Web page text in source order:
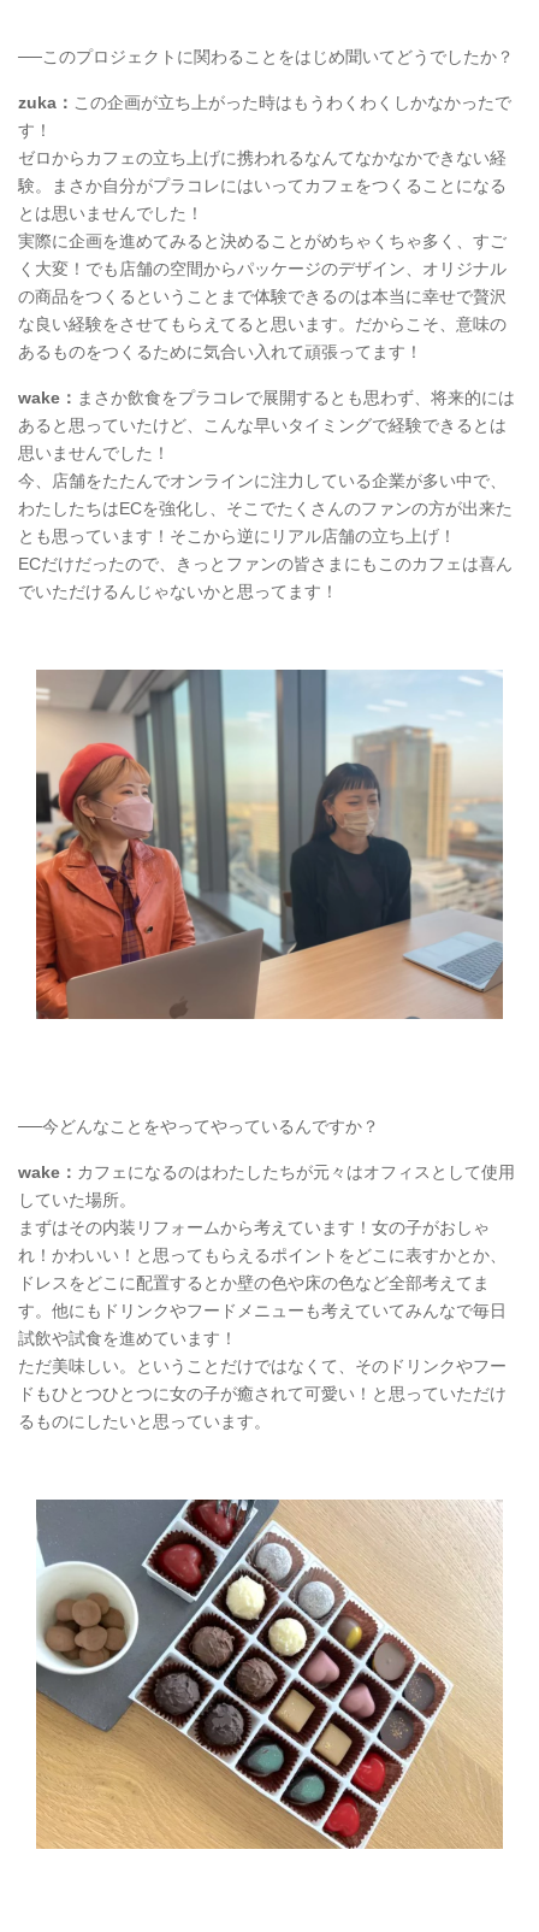
──このプロジェクトに関わることをはじめ聞いてどうでしたか？
zuka： この企画が立ち上がった時はもうわくわくしかなかったで
す！
ゼロからカフェの立ち上げに携われるなんてなかなかできない経
験。まさか自分がプラコレにはいってカフェをつくることになる
とは思いませんでした！
実際に企画を進めてみると決めることがめちゃくちゃ多く、すご
く大変！でも店舗の空間からパッケージのデザイン、オリジナル
の商品をつくるということまで体験できるのは本当に幸せで贅沢
な良い経験をさせてもらえてると思います。だからこそ、意味の
あるものをつくるために気合い入れて頑張ってます！
wake： まさか飲食をプラコレで展開するとも思わず、将来的には
あると思っていたけど、こんな早いタイミングで経験できるとは
思いませんでした！
今、店舗をたたんでオンラインに注力している企業が多い中で、
わたしたちはECを強化し、そこでたくさんのファンの方が出来た
とも思っています！そこから逆にリアル店舗の立ち上げ！
ECだけだったので、きっとファンの皆さまにもこのカフェは喜ん
でいただけるんじゃないかと思ってます！
──今どんなことをやってやっているんですか？
wake： カフェになるのはわたしたちが元々はオフィスとして使用
していた場所。
まずはその内装リフォームから考えています！女の子がおしゃ
れ！かわいい！と思ってもらえるポイントをどこに表すかとか、
ドレスをどこに配置するとか壁の色や床の色など全部考えてま
す。他にもドリンクやフードメニューも考えていてみんなで毎日
試飲や試食を進めています！
ただ美味しい。ということだけではなくて、そのドリンクやフー
ドもひとつひとつに女の子が癒されて可愛い！と思っていただけ
るものにしたいと思っています。